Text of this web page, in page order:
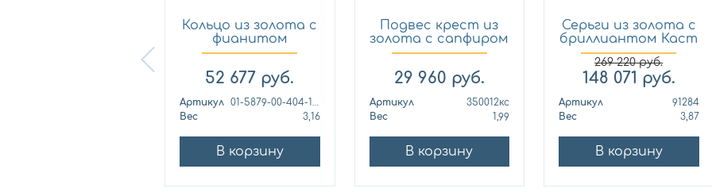
Кольцо из золота с
фианитом
Платина 0...
52 677 руб.
Артикул
01-5879-00-404-1110
Вес
3,16
В корзину
Подвес крест из
золота с сапфиром
Кло...
29 960 руб.
Артикул
350012кс
Вес
1,99
В корзину
Серьги из золота с
бриллиантом Каст
ю...
269 220руб.
148 071 руб.
Артикул
91284
Вес
3,87
В корзину